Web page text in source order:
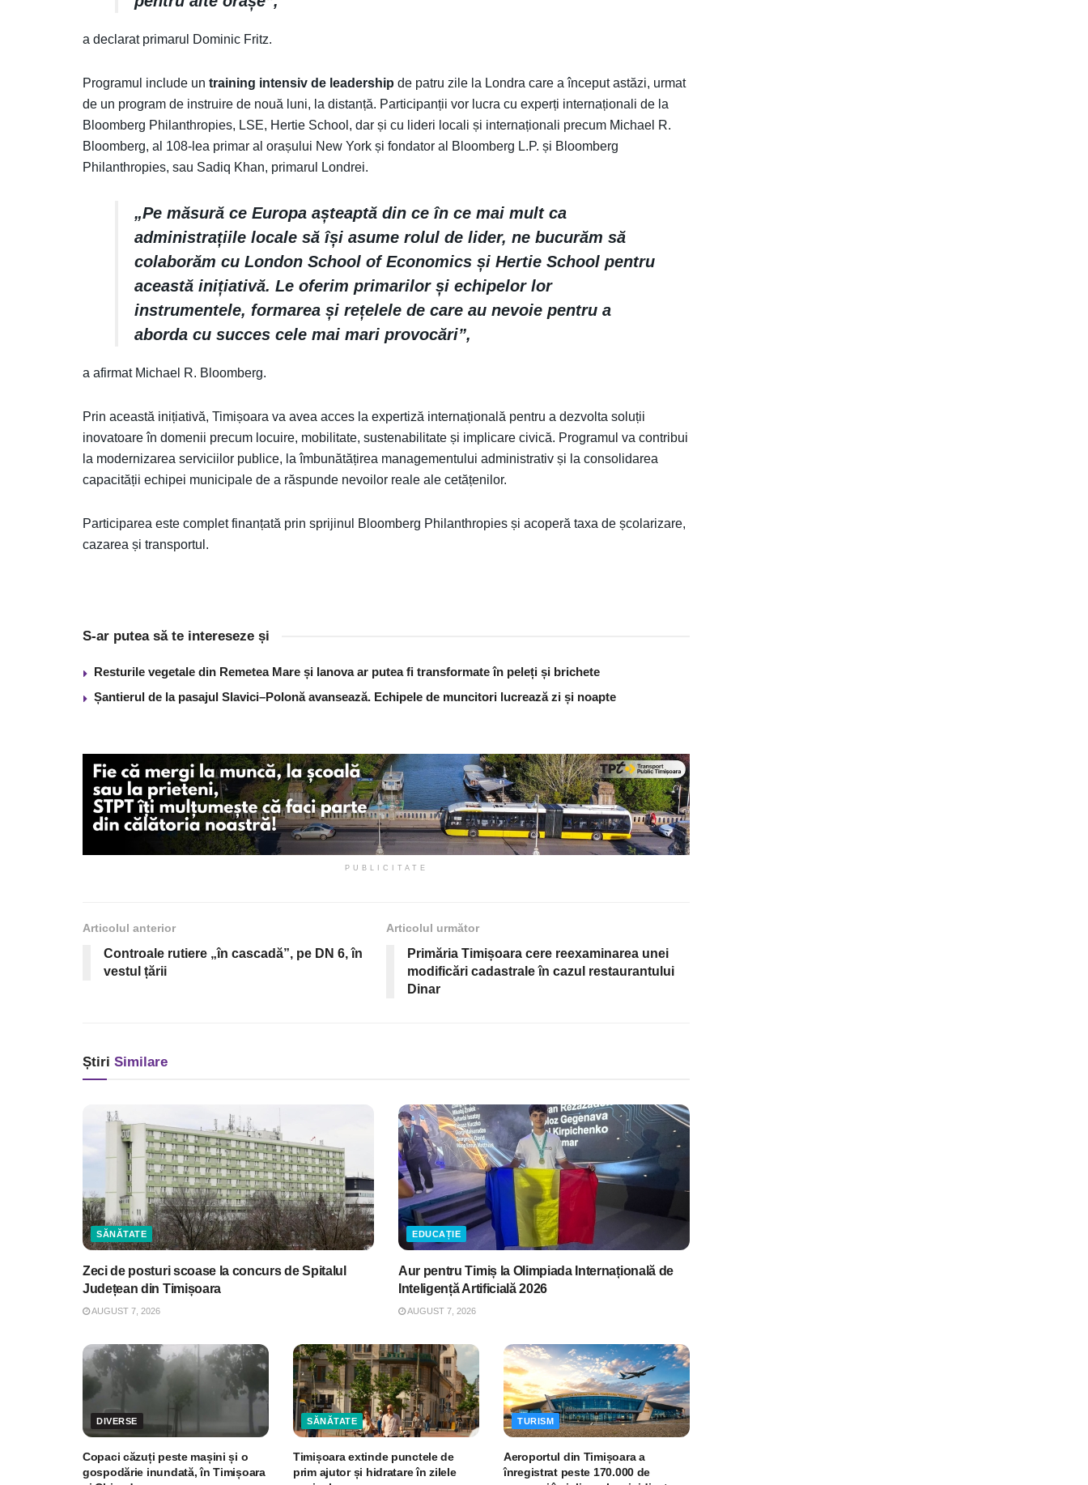
a declarat primarul Dominic Fritz.
Programul include un training intensiv de leadership de patru zile la Londra care a început astăzi, urmat
de un program de instruire de nouă luni, la distanță. Participanții vor lucra cu experți internaționali de la
Bloomberg Philanthropies, LSE, Hertie School, dar și cu lideri locali și internaționali precum Michael R.
Bloomberg, al 108-lea primar al orașului New York și fondator al Bloomberg L.P. și Bloomberg
Philanthropies, sau Sadiq Khan, primarul Londrei.
„Pe măsură ce Europa așteaptă din ce în ce mai mult ca
administrațiile locale să își asume rolul de lider, ne bucurăm să
colaborăm cu London School of Economics și Hertie School pentru
această inițiativă. Le oferim primarilor și echipelor lor
instrumentele, formarea și rețelele de care au nevoie pentru a
aborda cu succes cele mai mari provocări”,
a afirmat Michael R. Bloomberg.
Prin această inițiativă, Timișoara va avea acces la expertiză internațională pentru a dezvolta soluții
inovatoare în domenii precum locuire, mobilitate, sustenabilitate și implicare civică. Programul va contribui
la modernizarea serviciilor publice, la îmbunătățirea managementului administrativ și la consolidarea
capacității echipei municipale de a răspunde nevoilor reale ale cetățenilor.
Participarea este complet finanțată prin sprijinul Bloomberg Philanthropies și acoperă taxa de școlarizare,
cazarea și transportul.
S-ar putea să te intereseze și
Resturile vegetale din Remetea Mare și Ianova ar putea fi transformate în peleți și brichete
Șantierul de la pasajul Slavici–Polonă avansează. Echipele de muncitori lucrează zi și noapte
PUBLICITATE
Articolul anterior
Controale rutiere „în cascadă”, pe DN 6, în
vestul țării
Articolul următor
Primăria Timișoara cere reexaminarea unei
modificări cadastrale în cazul restaurantului
Dinar
Știri Similare
SĂNĂTATE
Zeci de posturi scoase la concurs de Spitalul
Județean din Timișoara
AUGUST 7, 2026
EDUCAȚIE
Aur pentru Timiș la Olimpiada Internațională de
Inteligență Artificială 2026
AUGUST 7, 2026
DIVERSE
Copaci căzuți peste mașini și o
gospodărie inundată, în Timișoara
SĂNĂTATE
Timișoara extinde punctele de
prim ajutor și hidratare în zilele
TURISM
Aeroportul din Timișoara a
înregistrat peste 170.000 de